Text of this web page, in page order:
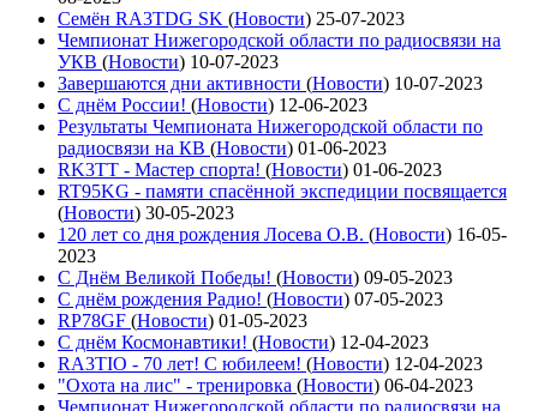
Семён RA3TDG SK (Новости) 25-07-2023
Чемпионат Нижегородской области по радиосвязи на
УКВ (Новости) 10-07-2023
Завершаются дни активности (Новости) 10-07-2023
С днём России! (Новости) 12-06-2023
Результаты Чемпионата Нижегородской области по
радиосвязи на КВ (Новости) 01-06-2023
RK3TT - Мастер спорта! (Новости) 01-06-2023
RT95KG - памяти спасённой экспедиции посвящается
(Новости) 30-05-2023
120 лет со дня рождения Лосева О.В. (Новости) 16-05-
2023
С Днём Великой Победы! (Новости) 09-05-2023
С днём рождения Радио! (Новости) 07-05-2023
RP78GF (Новости) 01-05-2023
С днём Космонавтики! (Новости) 12-04-2023
RA3TIO - 70 лет! С юбилеем! (Новости) 12-04-2023
"Охота на лис" - тренировка (Новости) 06-04-2023
Чемпионат Нижегородской области по радиосвязи на